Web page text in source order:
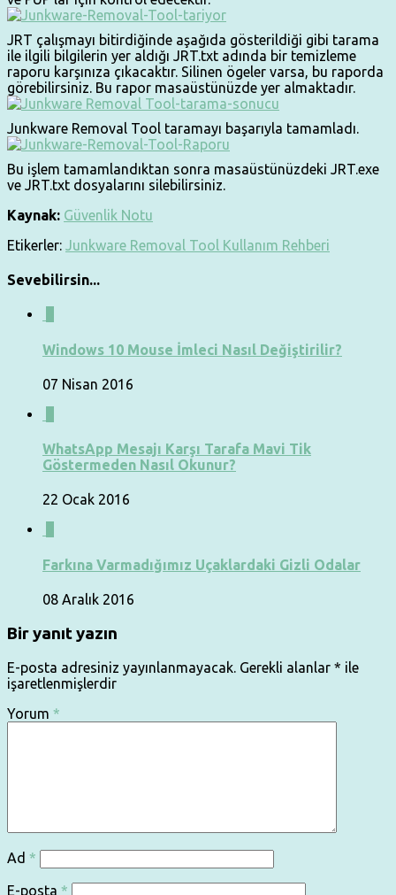
JRT çalışmayı bitirdiğinde aşağıda gösterildiği gibi tarama
ile ilgili bilgilerin yer aldığı JRT.txt adında bir temizleme
raporu karşınıza çıkacaktır. Silinen ögeler varsa, bu raporda
görebilirsiniz. Bu rapor masaüstünüzde yer almaktadır.
Junkware Removal Tool taramayı başarıyla tamamladı.
Bu işlem tamamlandıktan sonra masaüstünüzdeki JRT.exe
ve JRT.txt dosyalarını silebilirsiniz.
Kaynak: Güvenlik Notu
Etikerler: Junkware Removal Tool Kullanım Rehberi
Sevebilirsin...
Windows 10 Mouse İmleci Nasıl Değiştirilir?
07 Nisan 2016
WhatsApp Mesajı Karşı Tarafa Mavi Tik
Göstermeden Nasıl Okunur?
22 Ocak 2016
Farkına Varmadığımız Uçaklardaki Gizli Odalar
08 Aralık 2016
Bir yanıt yazın
E-posta adresiniz yayınlanmayacak. Gerekli alanlar * ile
işaretlenmişlerdir
Yorum *
Ad *
E-posta *